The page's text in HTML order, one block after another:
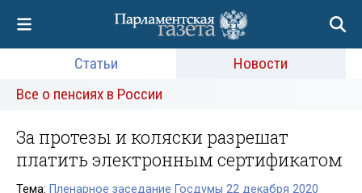
Статьи
Новости
Все о пенсиях в России
За протезы и коляски разрешат
платить электронным сертификатом
Тема: Пленарное заседание Госдумы 22 декабря 2020